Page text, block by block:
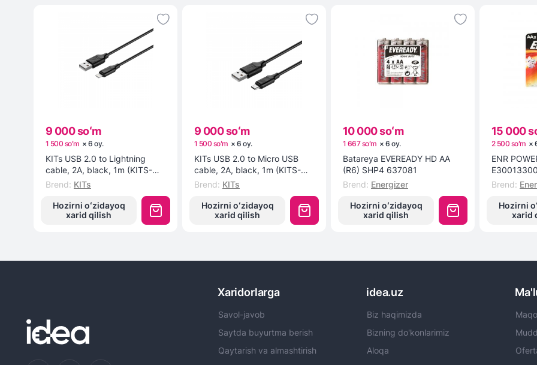
9 000 soʻm
1 500 soʻm × 6 oy.
KITs USB 2.0 to Lightning
cable, 2A, black, 1m (KITS-W-
003) kabeli
Brend: KITs
Hozirni oʻzidayoq
xarid qilish
9 000 soʻm
1 500 soʻm × 6 oy.
KITs USB 2.0 to Micro USB
cable, 2A, black, 1m (KITS-W-
002) kabeli
Brend: KITs
Hozirni oʻzidayoq
xarid qilish
10 000 soʻm
1 667 soʻm × 6 oy.
Batareya EVEREADY HD AA
(R6) SHP4 637081
Brend: Energizer
Hozirni oʻzidayoq
xarid qilish
15 000
2 500 soʻm ×
ENR
Brend:
Hozirni
xarid
Xaridorlarga
Savol-javob
Saytda buyurtma berish
Qaytarish va almashtirish
idea.uz
Biz haqimizda
Bizning do'konlarimiz
Aloqa